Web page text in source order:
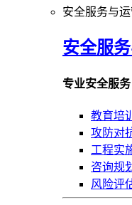
安全服务与
安全服
专业安全服务
教育培训
攻防对
工程实
咨询规
风险评